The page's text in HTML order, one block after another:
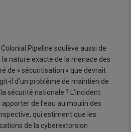
Pipeline soulève aussi de
nature exacte de la menace des
de « sécuritisation » que devrait
il d’un problème de maintien de
sécurité nationale ? L’incident
de l’eau au moulin des
qui estiment que les
de la cyberextorsion